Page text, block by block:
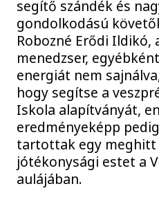
segítő szándék és
gondolkodású
Robozné Erődi
menedzser,
energiát nem
hogy segítse a
Iskola alapítványát,
eredményeképp
tartottak egy meghitt
jótékonysági estet a
aulájában.